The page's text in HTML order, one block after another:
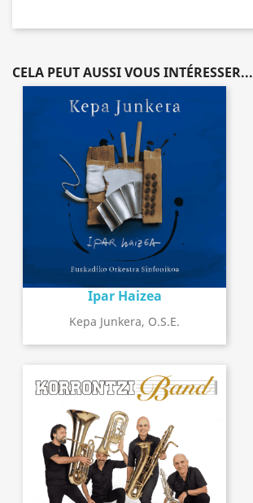
CELA PEUT AUSSI VOUS INTÉRESSER...
Ipar Haizea
Kepa Junkera, O.S.E.